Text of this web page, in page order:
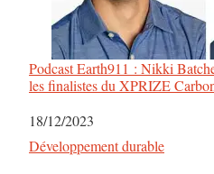
Podcast Earth911 : Nikki
les finalistes du XPRIZE
Date
18/12/2023
Par rapport à
Développement durable